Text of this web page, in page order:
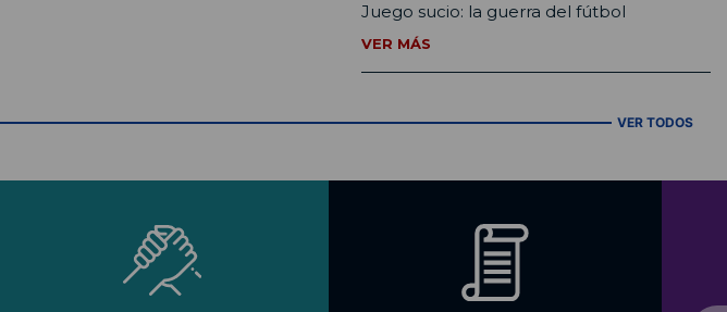
Juego sucio: la guerra del fútbol
VER MÁS
VER TODOS